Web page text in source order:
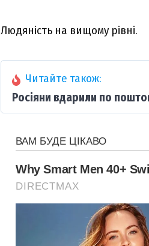
Людяність на вищому рівні.
Читайте також:
Росіяни вдарили по